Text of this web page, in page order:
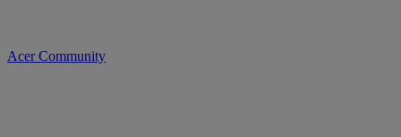
Acer Community